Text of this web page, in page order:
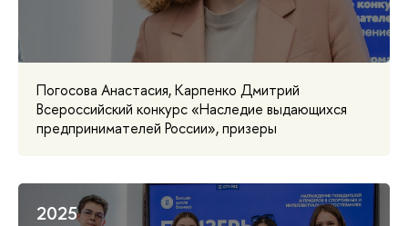
Погосова Анастасия, Карпенко Дмитрий
Всероссийский конкурс «Наследие выдающихся
предпринимателей России», призеры
2025